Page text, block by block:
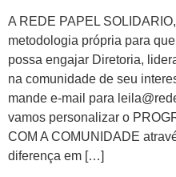
A REDE PAPEL
metodologia própria para
possa engajar Diretoria,
na comunidade de seu
mande e-mail para
vamos personalizar o
COM A COMUNIDADE
diferença em […]